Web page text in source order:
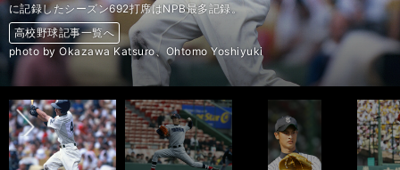
高校野球記事一覧へ
高校野球記事一覧へ
高校野球記事一覧へ
高校野球記事一覧へ
高校野球記事一覧へ
高校野球記事一覧へ
高校野球記事一覧へ
高校野球記事一覧へ
高校野球記事一覧へ
高校野球記事一覧へ
高校野球記事一覧へ
高校野球記事一覧へ
高校野球記事一覧へ
高校野球記事一覧へ
高校野球記事一覧へ
高校野球記事一覧へ
高校野球記事一覧へ
高校野球記事一覧へ
高校野球記事一覧へ
高校野球記事一覧へ
高校野球記事一覧へ
高校野球記事一覧へ
高校野球記事一覧へ
高校野球記事一覧へ
高校野球記事一覧へ
高校野球記事一覧へ
高校野球記事一覧へ
高校野球記事一覧へ
高校野球記事一覧へ
高校野球記事一覧へ
に記録したシーズン692打席はNPB最多記録。
高校野球記事一覧へ
photo by Okazawa Katsuro、Ohtomo Yoshiyuki
高校野球記事一覧へ
高校野球記事一覧へ
高校野球記事一覧へ
高校野球記事一覧へ
高校野球記事一覧へ
高校野球記事一覧へ
高校野球記事一覧へ
高校野球記事一覧へ
高校野球記事一覧へ
高校野球記事一覧へ
高校野球記事一覧へ
高校野球記事一覧へ
高校野球記事一覧へ
高校野球記事一覧へ
高校野球記事一覧へ
高校野球記事一覧へ
高校野球記事一覧へ
高校野球記事一覧へ
高校野球記事一覧へ
高校野球記事一覧へ
高校野球記事一覧へ
高校野球記事一覧へ
高校野球記事一覧へ
高校野球記事一覧へ
高校野球記事一覧へ
高校野球記事一覧へ
高校野球記事一覧へ
高校野球記事一覧へ
高校野球記事一覧へ
高校野球記事一覧へ
前へ